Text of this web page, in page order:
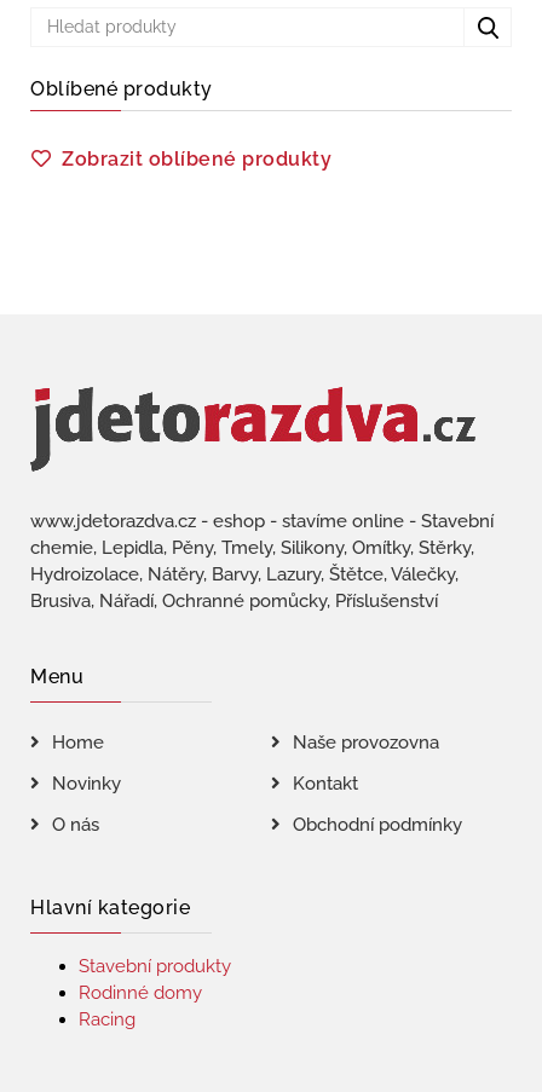
Oblíbené produkty
Zobrazit oblíbené produkty
www.jdetorazdva.cz - eshop - stavíme online - Stavební
chemie, Lepidla, Pěny, Tmely, Silikony, Omítky, Stěrky,
Hydroizolace, Nátěry, Barvy, Lazury, Štětce, Válečky,
Brusiva, Nářadí, Ochranné pomůcky, Příslušenství
Menu
Home
Naše provozovna
Novinky
Kontakt
O nás
Obchodní podmínky
Hlavní kategorie
Stavební produkty
Rodinné domy
Racing